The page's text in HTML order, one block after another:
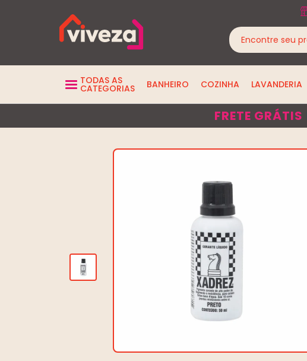
TODAS AS
CATEGORIAS BANHEIRO COZINHA LAVANDERIA
FRETE GRÁTIS